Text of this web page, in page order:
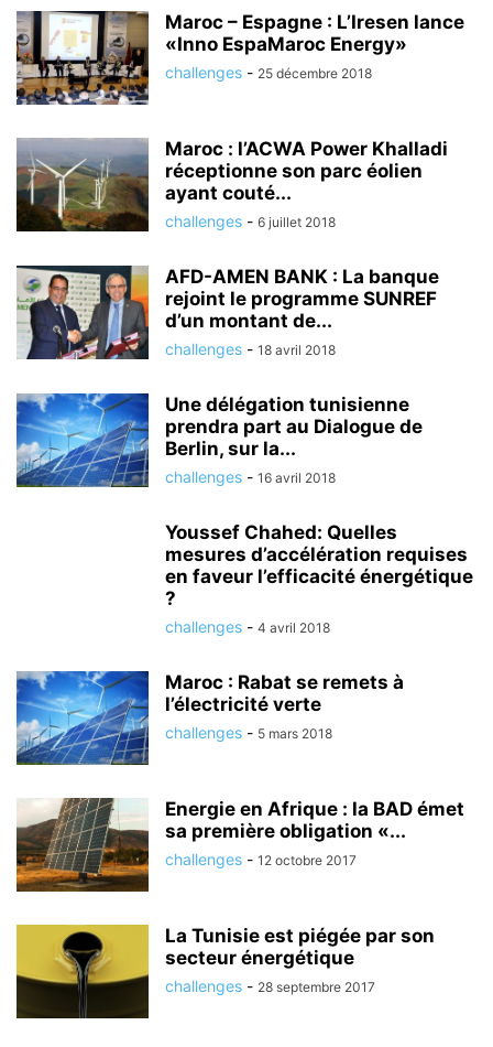
Maroc – Espagne : L’Iresen lance
«Inno EspaMaroc Energy»
challenges - 25 décembre 2018
Maroc : l’ACWA Power Khalladi
réceptionne son parc éolien
ayant couté...
challenges - 6 juillet 2018
AFD-AMEN BANK : La banque
rejoint le programme SUNREF
d’un montant de...
challenges - 18 avril 2018
Une délégation tunisienne
prendra part au Dialogue de
Berlin, sur la...
challenges - 16 avril 2018
Youssef Chahed: Quelles
mesures d’accélération requises
en faveur l’efficacité énergétique
?
challenges - 4 avril 2018
Maroc : Rabat se remets à
l’électricité verte
challenges - 5 mars 2018
Energie en Afrique : la BAD émet
sa première obligation «...
challenges - 12 octobre 2017
La Tunisie est piégée par son
secteur énergétique
challenges - 28 septembre 2017